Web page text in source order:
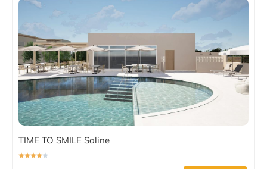
TIME TO SMILE Saline